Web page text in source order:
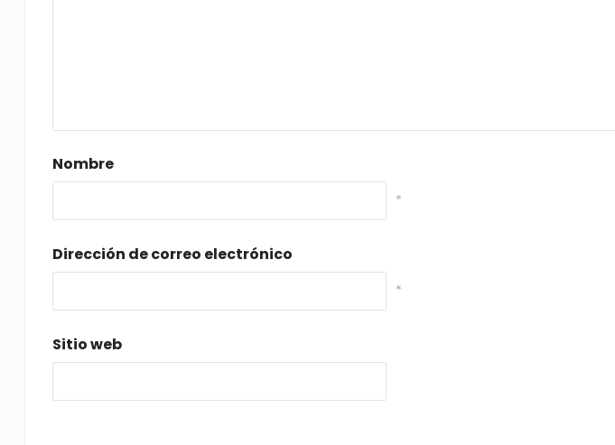
Nombre
*
Dirección de correo electrónico
*
Sitio web